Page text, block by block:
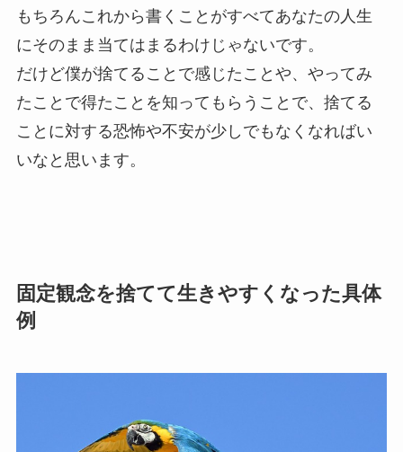
もちろんこれから書くことがすべてあなたの人生
にそのまま当てはまるわけじゃないです。
だけど僕が捨てることで感じたことや、やってみ
たことで得たことを知ってもらうことで、捨てる
ことに対する恐怖や不安が少しでもなくなればい
いなと思います。
固定観念を捨てて生きやすくなった具体
例